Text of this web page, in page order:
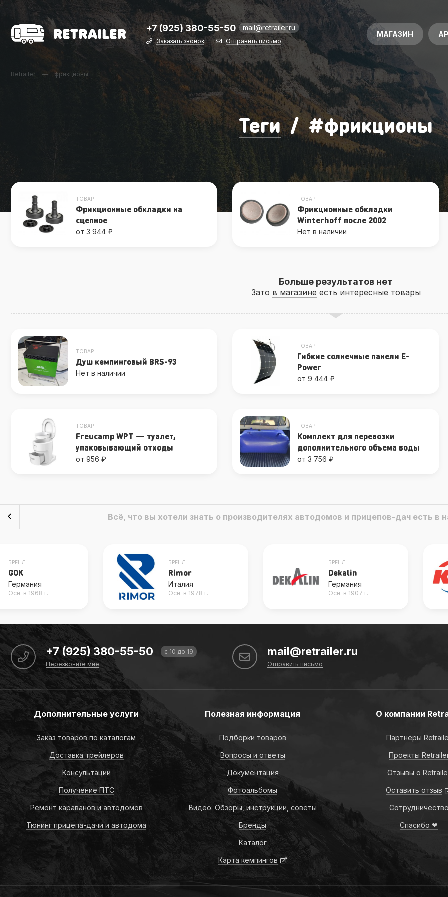
+7 (925) 380-55-50 mail@retrailer.ru
Заказать звонок Отправить письмо
МАГАЗИН
Retrailer — фрикционы
Теги /#фрикционы
ТОВАР
Фрикционные обкладки на
сцепное
от 3 944 ₽
ТОВАР
Фрикционные обкладки
Winterhoff после 2002
Нет в наличии
Больше результатов нет
Зато в магазине есть интересные товары
ТОВАР
Душ кемпинговый BRS-93
Нет в наличии
ТОВАР
Гибкие солнечные панели E-
Power
от 9 444 ₽
ТОВАР
Freucamp WPT — туалет,
упаковывающий отходы
от 956 ₽
ТОВАР
Комплект для перевозки
дополнительного объема воды
от 3 756 ₽
Всё, что вы хотели знать о производителях автодомов и прицепов-дач есть в
БРЕНД
GOK
Германия
Осн. в 1968 г.
БРЕНД
Rimor
Италия
Осн. в 1978 г.
БРЕНД
Dekalin
Германия
Осн. в 1907 г.
+7 (925) 380-55-50
с 10 до 19
Перезвоните мне
mail@retrailer.ru
Отправить письмо
Дополнительные услуги
Заказ товаров по каталогам
Доставка трейлеров
Консультации
Получение ПТС
Ремонт караванов и автодомов
Тюнинг прицепа-дачи и автодома
Полезная информация
Подборки товаров
Вопросы и ответы
Документация
Фотоальбомы
Видео: Обзоры, инструкции, советы
Бренды
Каталог
Карта кемпингов
О компании
Партнёры
Проекты
Отзывы о
Оставить отзыв
Сотрудничество
Спасибо ❤